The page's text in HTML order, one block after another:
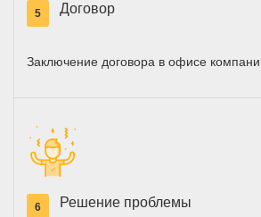
5 Договор
Заключение договора в офисе
6 Решение проблемы